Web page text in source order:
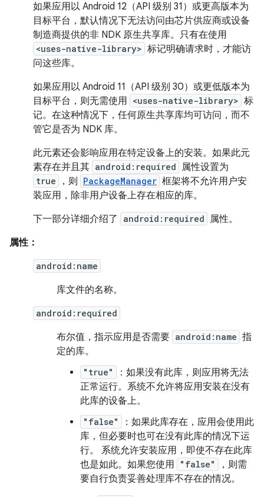
如果应用以 Android 12（API 级别 31）或更高版本为
目标平台，默认情况下无法访问由芯片供应商或设备
制造商提供的非 NDK 原生共享库。只有在使用
<uses-native-library> 标记明确请求时，才能访
问这些库。
如果应用以 Android 11（API 级别 30）或更低版本为
目标平台，则无需使用 <uses-native-library> 标
记。在这种情况下，任何原生共享库均可访问，而不
管它是否为 NDK 库。
此元素还会影响应用在特定设备上的安装。如果此元
素存在并且其 android:required 属性设置为
true ，则 PackageManager 框架将不允许用户安
装应用，除非用户设备上存在相应的库。
下一部分详细介绍了
android:required 属性。
属性：
android:name
库文件的名称。
android:required
布尔值，指示应用是否需要 android:name 指
定的库。
"true"
：如果没有此库，则应用将无法
正常运行。系统不允许将应用安装在没有
此库的设备上。
"false"
：如果此库存在，应用会使用此
库，但必要时也可在没有此库的情况下运
行。 系统允许安装应用，即使不存在此库
也是如此。如果您使用
"false"
，则需
要自行负责妥善处理库不存在的情况。